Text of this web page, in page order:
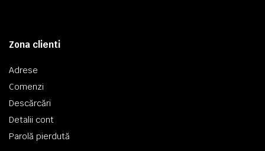
Zona clienti
Adrese
Comenzi
Descărcări
Detalii cont
Parolă pierdută